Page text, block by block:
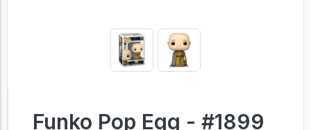
Funko Pop Egg - #1899